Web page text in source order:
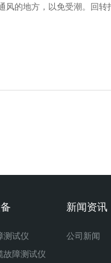
的地方，以免受潮。回
测试仪
故障测试仪
新闻资讯
公司新闻